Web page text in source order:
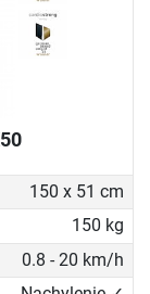
150 x 51 cm
150 kg
0.8 - 20 km/h